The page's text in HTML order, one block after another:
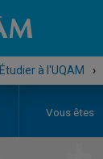
Étudier à l'UQAM ›
Vous êtes